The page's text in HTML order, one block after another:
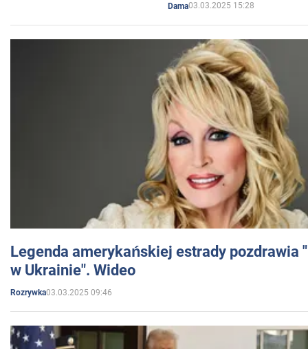
Dama03.03.2025 15:28
Legenda amerykańskiej estrady pozdrawia
w Ukrainie". Wideo
Rozrywka03.03.2025 09:46